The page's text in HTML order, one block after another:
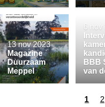
Magazine
Duurzaam
Meppel
13 nov 2023
BBB
van
6 nov
1 2